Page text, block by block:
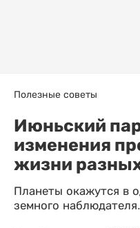
Полезные советы
Июньский
изменения
жизни
Планеты окажутся в
земного наблюдателя.